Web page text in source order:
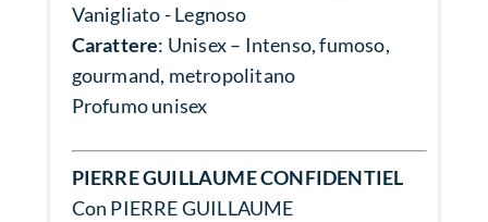
Vanigliato - Legnoso
Carattere: Unisex – Intenso, fumoso,
gourmand, metropolitano
Profumo unisex
PIERRE GUILLAUME CONFIDENTIEL
Con PIERRE GUILLAUME